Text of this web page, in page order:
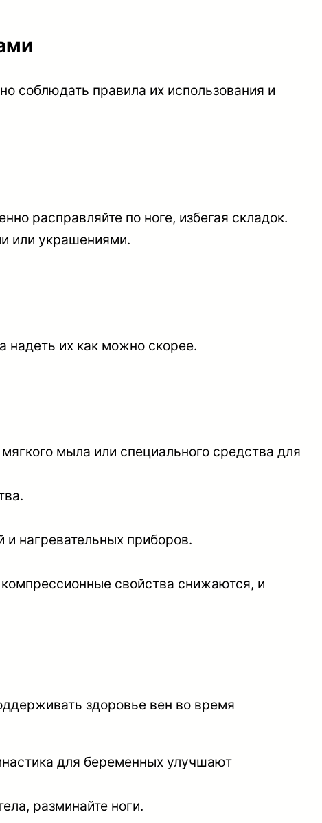
соблюдать правила их использования и
расправляйте по ноге, избегая складок.
или украшениями.
надеть их как можно скорее.
мыла или специального средства для
нагревательных приборов.
свойства снижаются, и
здоровье вен во время
для беременных улучшают
разминайте ноги.